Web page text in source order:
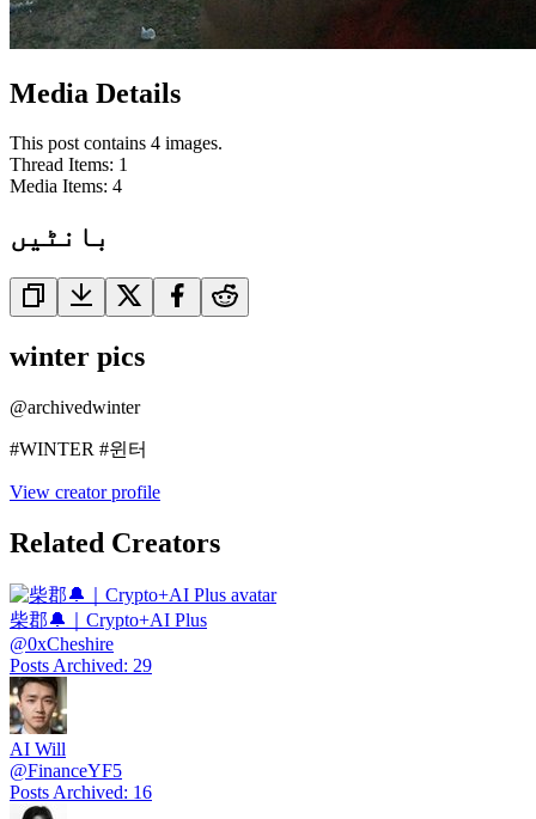
Media Details
This post contains 4 images.
Thread Items: 1
Media Items: 4
بانٹیں
winter pics
@archivedwinter
#WINTER #윈터
View creator profile
Related Creators
柴郡🔔｜Crypto+AI Plus
@0xCheshire
Posts Archived: 29
AI Will
@FinanceYF5
Posts Archived: 16